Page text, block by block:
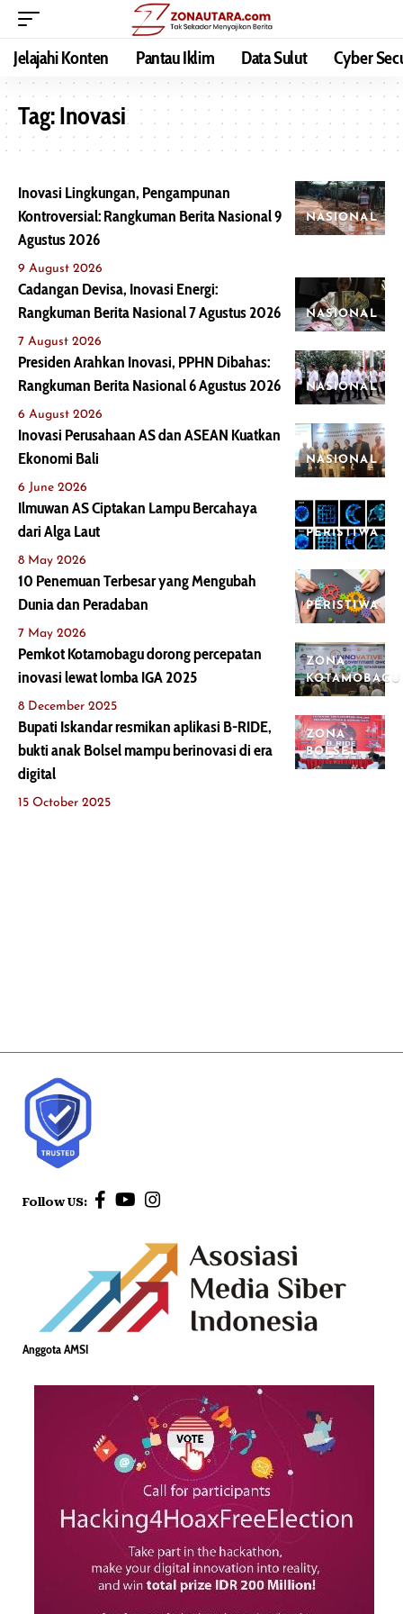
Jelajahi Konten Pantau Iklim Data Sulut Cyber
Tag:Inovasi
NASIONAL
Inovasi Lingkungan, Pengampunan
Kontroversial: Rangkuman Berita Nasional 9
Agustus 2026
9 August 2026
NASIONAL
Cadangan Devisa, Inovasi Energi:
Rangkuman Berita Nasional 7 Agustus 2026
7 August 2026
NASIONAL
Presiden Arahkan Inovasi, PPHN Dibahas:
Rangkuman Berita Nasional 6 Agustus 2026
6 August 2026
NASIONAL
Inovasi Perusahaan AS dan ASEAN Kuatkan
Ekonomi Bali
6 June 2026
PERISTIWA
Ilmuwan AS Ciptakan Lampu Bercahaya
dari Alga Laut
8 May 2026
PERISTIWA
10 Penemuan Terbesar yang Mengubah
Dunia dan Peradaban
7 May 2026
ZONA
KOTAMOBAGU
Pemkot Kotamobagu dorong percepatan
inovasi lewat lomba IGA 2025
8 December 2025
ZONA
BOLSEL
Bupati Iskandar resmikan aplikasi B-RIDE,
bukti anak Bolsel mampu berinovasi di era
digital
15 October 2025
Follow US:
Anggota AMSI